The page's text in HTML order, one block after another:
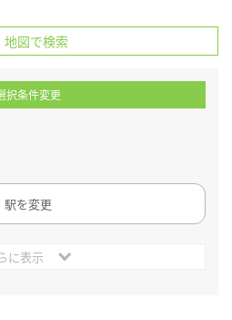
地図で検索
択条件変更
駅を変更
に表示